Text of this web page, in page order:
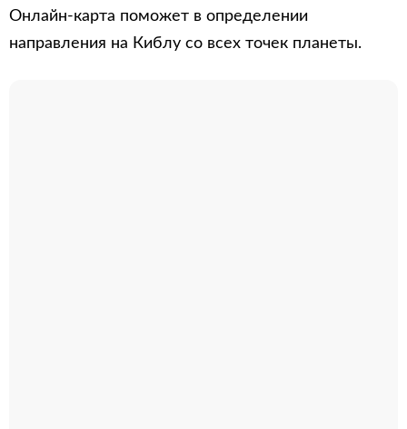
Онлайн-карта поможет в определении
направления на Киблу со всех точек планеты.